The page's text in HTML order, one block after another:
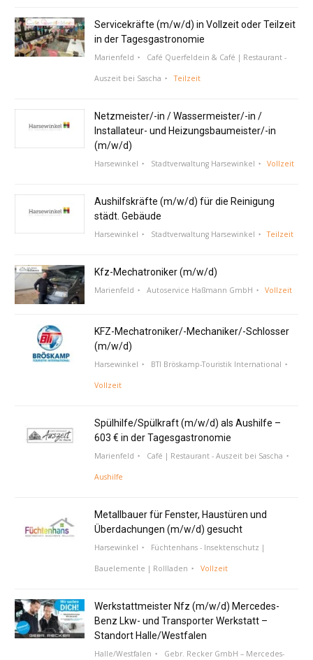
Servicekräfte (m/w/d) in Vollzeit oder Teilzeit
in der Tagesgastronomie
Marienfeld Café Querfeldein & Café | Restaurant -
Auszeit bei Sascha Teilzeit
Netzmeister/-in / Wassermeister/-in /
Installateur- und Heizungsbaumeister/-in
(m/w/d)
Harsewinkel Stadtverwaltung Harsewinkel Vollzeit
Aushilfskräfte (m/w/d) für die Reinigung
städt. Gebäude
Harsewinkel Stadtverwaltung Harsewinkel Teilzeit
Kfz-Mechatroniker (m/w/d)
Marienfeld Autoservice Haßmann GmbH Vollzeit
KFZ-Mechatroniker/-Mechaniker/-Schlosser
(m/w/d)
Harsewinkel BTI Bröskamp-Touristik International
Vollzeit
Spülhilfe/Spülkraft (m/w/d) als Aushilfe –
603 € in der Tagesgastronomie
Marienfeld Café | Restaurant - Auszeit bei Sascha
Aushilfe
Metallbauer für Fenster, Haustüren und
Überdachungen (m/w/d) gesucht
Harsewinkel Füchtenhans - Insektenschutz |
Bauelemente | Rollladen Vollzeit
Werkstattmeister Nfz (m/w/d) Mercedes-
Benz Lkw- und Transporter Werkstatt –
Standort Halle/Westfalen
Halle/Westfalen Gebr. Recker GmbH – Mercedes-